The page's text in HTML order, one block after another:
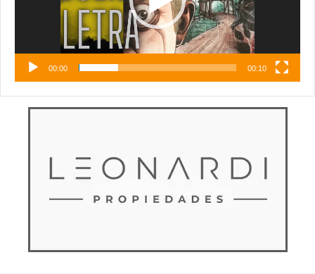
00:00 00:10